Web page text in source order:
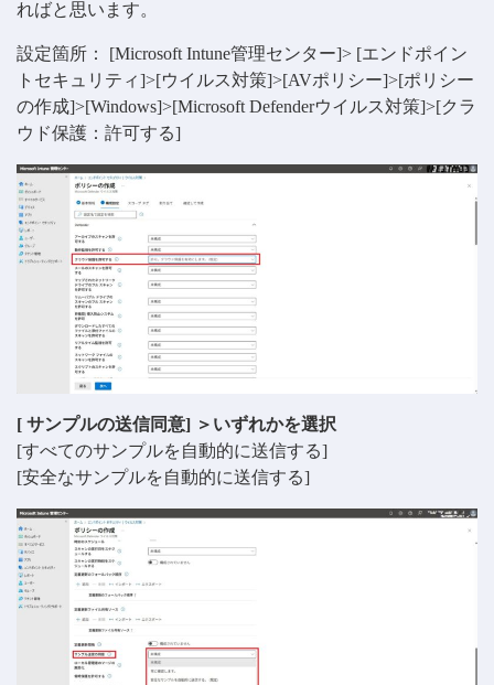
ればと思います。
設定箇所： [Microsoft Intune管理センター]> [エンドポイン
トセキュリティ]>[ウイルス対策]>[AVポリシー]>[ポリシー
の作成]>[Windows]>[Microsoft Defenderウイルス対策]>[クラ
ウド保護：許可する]
[ サンプルの送信同意] ＞いずれかを選択
[すべてのサンプルを自動的に送信する]
[安全なサンプルを自動的に送信する]